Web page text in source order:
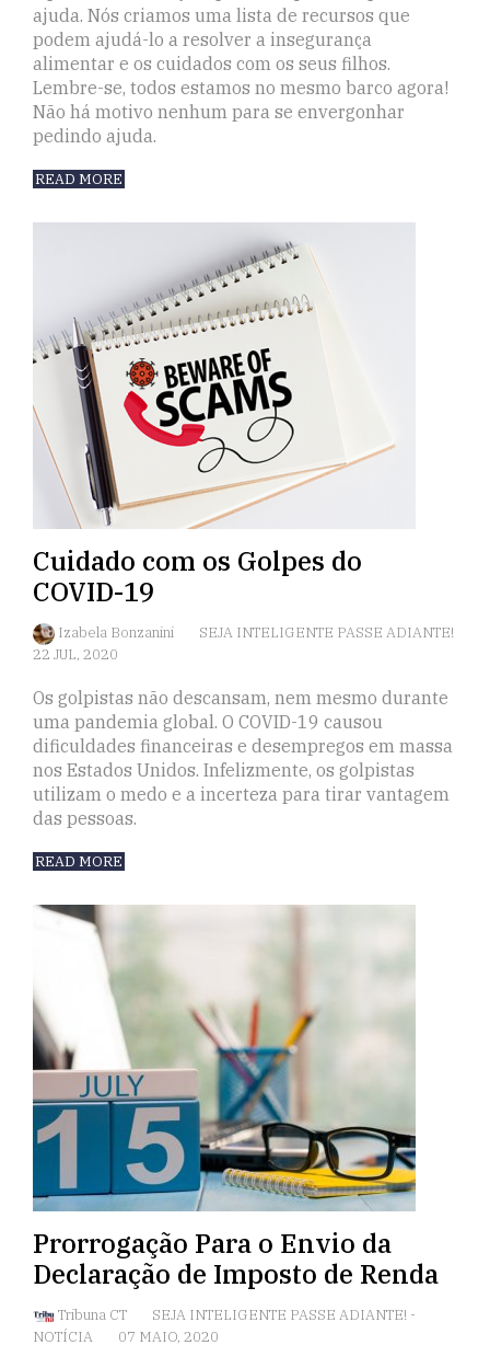
ajuda. Nós criamos uma lista de recursos que
podem ajudá-lo a resolver a insegurança
alimentar e os cuidados com os seus filhos.
Lembre-se, todos estamos no mesmo barco agora!
Não há motivo nenhum para se envergonhar
pedindo ajuda.
READ MORE
Cuidado com os Golpes do
COVID-19
Izabela Bonzanini
SEJA INTELIGENTE PASSE ADIANTE!
22 JUL, 2020
Os golpistas não descansam, nem mesmo durante
uma pandemia global. O COVID-19 causou
dificuldades financeiras e desempregos em massa
nos Estados Unidos. Infelizmente, os golpistas
utilizam o medo e a incerteza para tirar vantagem
das pessoas.
READ MORE
Prorrogação Para o Envio da
Declaração de Imposto de Renda
Tribuna CT SEJA INTELIGENTE PASSE ADIANTE! -
NOTÍCIA
07 MAIO, 2020